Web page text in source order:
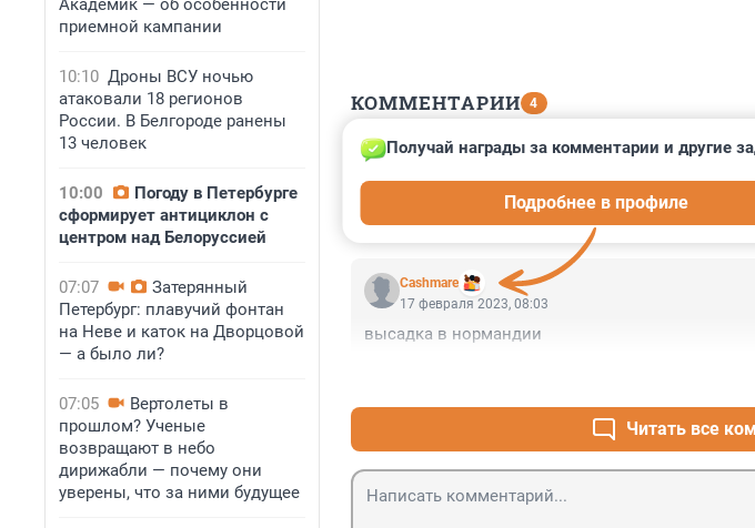
Академик — об особенности
приемной кампании
10:10 Дроны ВСУ ночью
атаковали 18 регионов
России. В Белгороде ранены
13 человек
10:00
Погоду в Петербурге
сформирует антициклон с
центром над Белоруссией
07:07
Затерянный
Петербург: плавучий фонтан
на Неве и каток на Дворцовой
— а было ли?
07:05
Вертолеты в
прошлом? Ученые
возвращают в небо
дирижабли — почему они
уверены, что за ними будущее
КОММЕНТАРИИ 4
Гость
Cashmare
Получай награды за комментарии и другие
Подробнее в профиле
17 февраля 2023, 08:03
высадка в нормандии
Читать все